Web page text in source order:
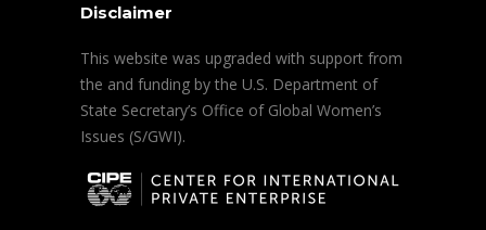
Disclaimer
This website was upgraded with support from
the and funding by the U.S. Department of
State Secretary’s Office of Global Women’s
Issues (S/GWI).